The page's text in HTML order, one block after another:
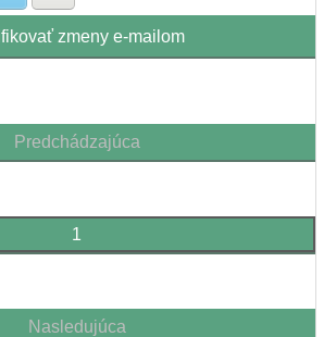
zmeny e-mailom
Predchádzajúca
1
Nasledujúca